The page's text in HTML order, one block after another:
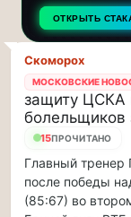
на
прогулку
по
Москве
приглашаем
на
музыкальную
и
ОТКРЫТЬ
Скоморох
МОСКОВСКИЕ
защиту ЦСКА
болельщиков
15ПРОЧИТАНО
Главный
после победы
(85:67) во